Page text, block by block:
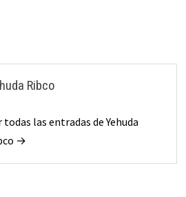
Ribco
todas las entradas de Yehuda
→